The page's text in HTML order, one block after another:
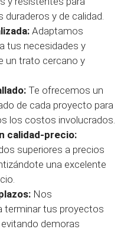
y de calidad.
Adaptamos
tus necesidades y
un trato cercano y
Te ofrecemos un
de cada proyecto para
los costos involucrados.
calidad-precio:
superiores a precios
una excelente
Nos
terminar tus proyectos
demoras